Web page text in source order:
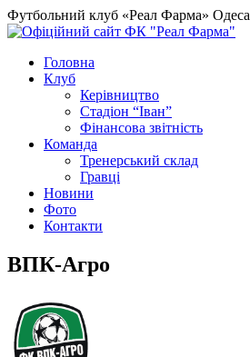
Футбольний клуб «Реал Фарма» Одеса
Головна
Клуб
Керівництво
Стадіон “Іван”
Фінансова звітність
Команда
Тренерський склад
Гравці
Новини
Фото
Контакти
ВПК-Агро